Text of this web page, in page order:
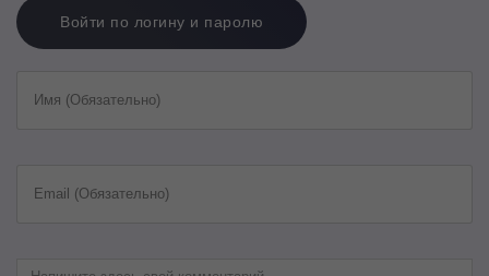
Войти по логину и паролю
Имя (Обязательно)
Email (Обязательно)